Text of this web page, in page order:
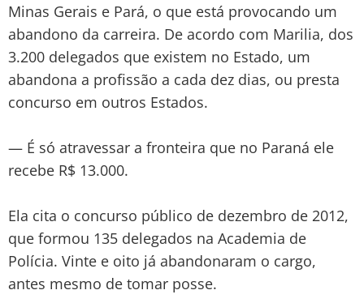
Minas Gerais e Pará, o que está provocando um
abandono da carreira. De acordo com Marilia, dos
3.200 delegados que existem no Estado, um
abandona a profissão a cada dez dias, ou presta
concurso em outros Estados.
— É só atravessar a fronteira que no Paraná ele
recebe R$ 13.000.
Ela cita o concurso público de dezembro de 2012,
que formou 135 delegados na Academia de
Polícia. Vinte e oito já abandonaram o cargo,
antes mesmo de tomar posse.